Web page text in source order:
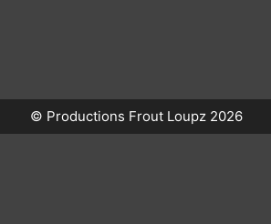
© Productions Frout Loupz 2026